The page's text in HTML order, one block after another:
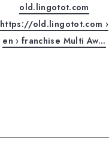
old.lingotot.com
https://old.lingotot.com ›
en › franchise Multi Aw…